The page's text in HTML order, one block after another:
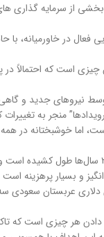
فعال در خاورمیانه، با
احتمالاً در پنج سال آینده
نیروهای جدید و
برنامه‌ریزی چشم‌انداز
و بسیار پرهزینه
۳.۳ تریلیون دلاری
هر چیزی است که